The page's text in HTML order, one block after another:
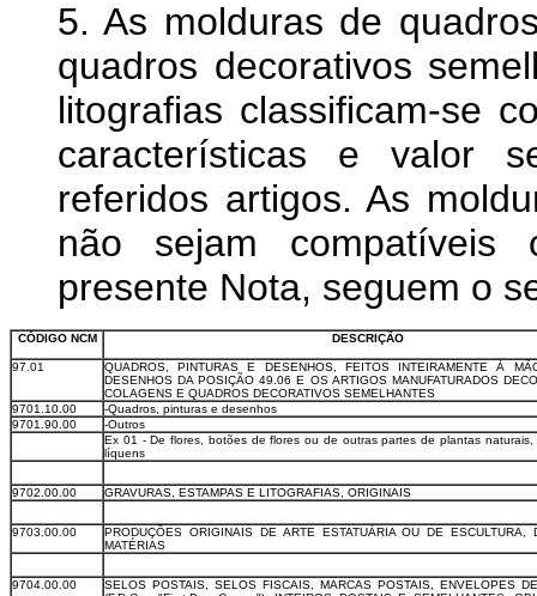
5. As molduras de
quadros decorativos
litografias classificam-se
características e valor
referidos artigos. As
não sejam
presente Nota, seguem o
CÓDIGO NCM DESCRIÇÃO
97.01
QUADROS, PINTURAS E DESENHOS, FEITOS INTEIRAMENTE À
DESENHOS DA POSIÇÃO 49.06 E OS ARTIGOS MANUFATURADOS
COLAGENS E QUADROS DECORATIVOS SEMELHANTES
9701.10.00
-Quadros, pinturas e desenhos
9701.90.00
-Outros
Ex 01 - De flores, botões de flores ou de outras partes de plantas naturais,
líquens
9702.00.00 GRAVURAS, ESTAMPAS E LITOGRAFIAS, ORIGINAIS
9703.00.00
PRODUÇÕES ORIGINAIS DE ARTE ESTATUÁRIA OU DE ESCULTURA,
MATÉRIAS
9704.00.00
SELOS POSTAIS, SELOS FISCAIS, MARCAS POSTAIS, ENVELOPES